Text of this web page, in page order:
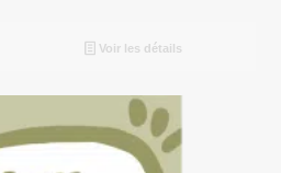
Voir les détails